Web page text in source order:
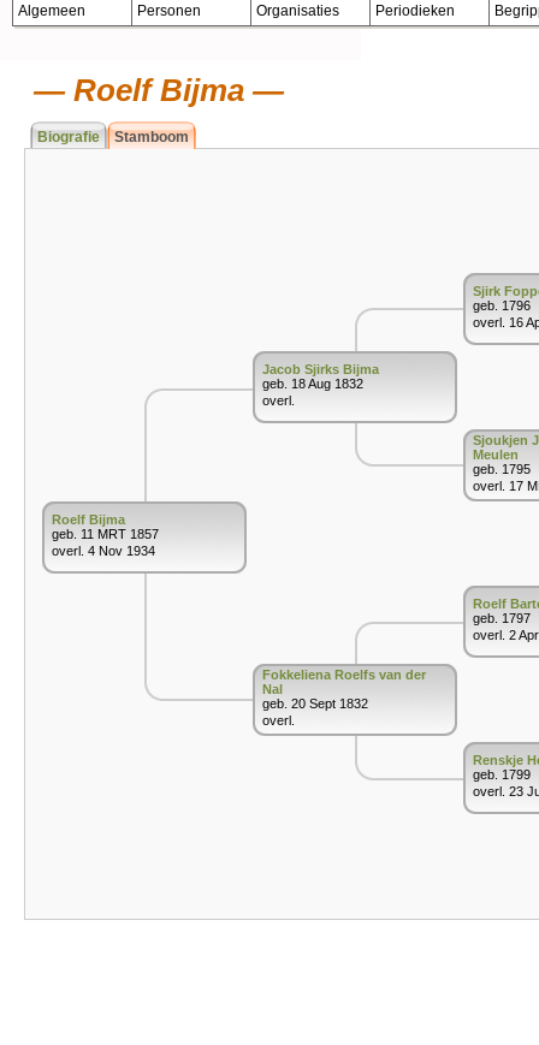
Algemeen Personen Organisaties Periodieken
Roelf Bijma
Biografie Stamboom
Roelf Bijma
geb. 11 MRT 1857
overl. 4 Nov 1934
Jacob Sjirks Bijma
geb. 18 Aug 1832
overl.
Fokkeliena Roelfs van der
Nal
geb. 20 Sept 1832
overl.
Sjirk
geb. 1796
overl. 16
Sjoukjen
Meulen
geb. 1795
overl. 17
Roelf
geb. 1797
overl. 2
Renskje
geb. 1799
overl. 23